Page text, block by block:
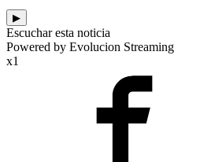
▶
Escuchar esta noticia
Powered by Evolucion Streaming
x1